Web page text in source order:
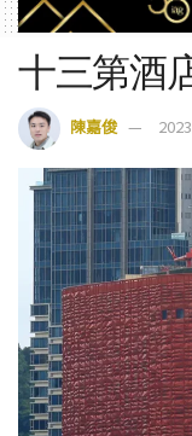
十三第酒
陳嘉俊